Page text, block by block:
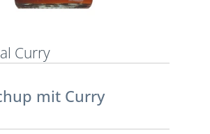
Curry
mit Curry